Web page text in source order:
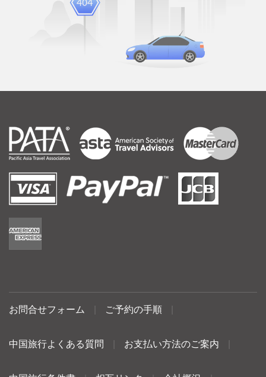
お問合せフォーム ご予約の手順
中国旅行よくある質問 お支払い方法のご案内